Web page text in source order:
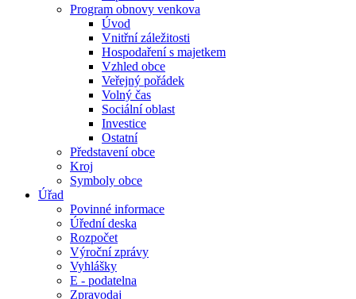
Program obnovy venkova
Úvod
Vnitřní záležitosti
Hospodaření s majetkem
Vzhled obce
Veřejný pořádek
Volný čas
Sociální oblast
Investice
Ostatní
Představení obce
Kroj
Symboly obce
Úřad
Povinné informace
Úřední deska
Rozpočet
Výroční zprávy
Vyhlášky
E - podatelna
Zpravodaj